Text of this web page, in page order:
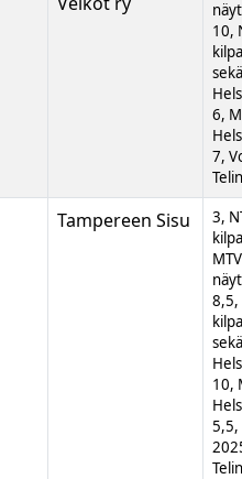
10,
6,
7,
Tampereen Sisu
3,
8,5,
10,
5,5,